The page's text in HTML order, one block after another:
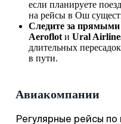
если планируете
на рейсы в Ош
Следите за прямыми
Aeroflot и Ural
длительных
в пути.
Авиакомпании
Регулярные рейсы